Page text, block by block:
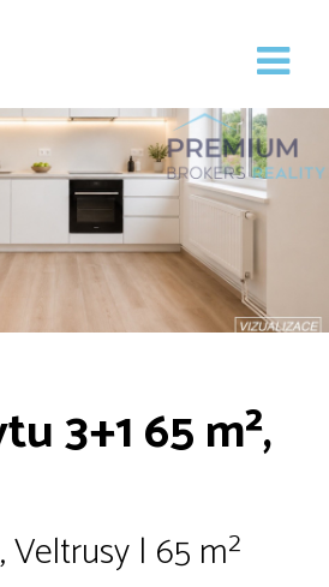
3+1 65 m²,
| 65 m²